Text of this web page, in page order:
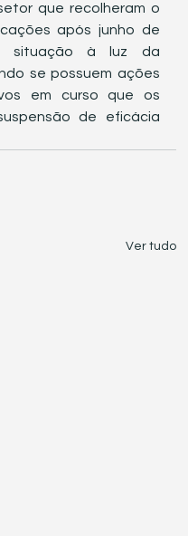
que recolheram o
após junho de
situação à luz da
se possuem ações
em curso que os
de eficácia
Ver tudo